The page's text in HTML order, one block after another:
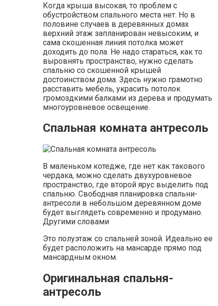
Когда крыша высокая, то проблем с
обустройством спального места нет. Но в
половине случаев в деревянных домах
верхний этаж запланирован невысоким, и
сама скошенная линия потолка может
доходить до пола. Не надо стараться, как то
выровнять пространство, нужно сделать
спальню со скошенной крышей
достоинством дома. Здесь нужно грамотно
расставить мебель, украсить потолок
громоздкими балками из дерева и продумать
многоуровневое освещение.
Спальная комната антресоль
В маленьком котедже, где нет как такового
чердака, можно сделать двухуровневое
пространство, где второй ярус выделить под
спальню. Свободная планировка спальни-
антресоли в небольшом деревянном доме
будет выглядеть современно и продумано.
Другими словами
Это полуэтаж со спальней зоной. Идеально ее
будет расположить на мансарде прямо под
мансардным окном.
Оригинальная спальня-
антресоль